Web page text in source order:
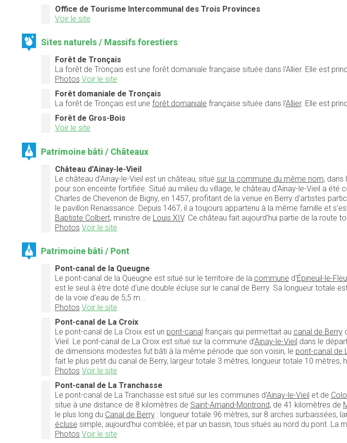
Office de Tourisme Intercommunal des Trois Provinces
Voir le site
Sites naturels / Massifs forestiers
Forêt de Tronçais
La forêt de Tronçais est une forêt domaniale française située dans l'Allier. Elle est
Photos Voir le site
Forêt domaniale de Tronçais
La forêt de Tronçais est une forêt domaniale française située dans l'Allier. Elle est
Forêt de Gros-Bois
Voir le site
Patrimoine bâti / Châteaux
Château d'Ainay-le-Vieil
Le château d'Ainay-le-Vieil est un château, situé sur la commune du même nom, dans
pour son enceinte fortifiée. Situé au milieu du village, le château d'Ainay-le-Vieil a
Charles de Chevenon de Bigny, en 1457, profitant de la venue en Berry d'artistes
le pavillon Renaissance. Depuis 1467, il a toujours appartenu à la même famille et
Baptiste Colbert, ministre de Louis XIV. Ce château fait aujourd'hui partie de la route
Photos Voir le site
Patrimoine bâti / Pont
Pont-canal de la Queugne
Le pont-canal de la Queugne est situé sur le territoire de la commune d'Épineuil-le-
est le seul à être doté d'une double écluse sur le canal de Berry. Sa longueur totale
de la voie d'eau de 5,5 m...
Photos Voir le site
Pont-canal de La Croix
Le pont-canal de La Croix est un pont-canal français qui permettait au canal de Berry
Vieil. Le pont-canal de La Croix est situé sur la commune d'Ainay-le-Vieil dans le
de dimensions modestes fut bâti à la même période que son voisin, le pont-canal de
fait le plus petit du canal de Berry, largeur totale 3 mètres, longueur totale 10 mètres,
Photos Voir le site
Pont-canal de La Tranchasse
Le pont-canal de La Tranchasse est situé sur les communes d'Ainay-le-Vieil et de
situe à une distance de 8 kilomètres de Saint-Amand-Montrond, de 41 kilomètres de
le plus long du Canal de Berry: longueur totale 96 mètres, sur 8 arches surbaissées,
écluse simple, aujourd’hui comblée, et par un bassin, tous situés au nord du pont. La
Photos Voir le site